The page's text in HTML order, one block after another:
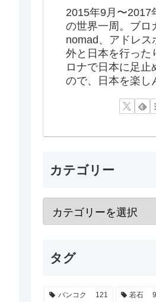
2015年9月〜2017
の世界一周。ブロ
nomad、アドレス
外と日本を行った
ロナで日本に足止
ので、日本を楽し
カテゴリー
タグ
バンコク 121 若石